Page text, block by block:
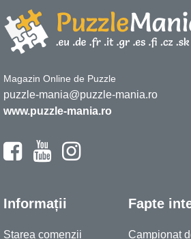
Magazin Online de Puzzle
puzzle-mania@puzzle-mania.ro
www.puzzle-mania.ro
Informații
Starea comenzii
Fapte
Campionat